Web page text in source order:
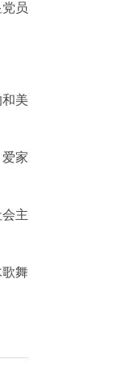
员
美
家
主
舞